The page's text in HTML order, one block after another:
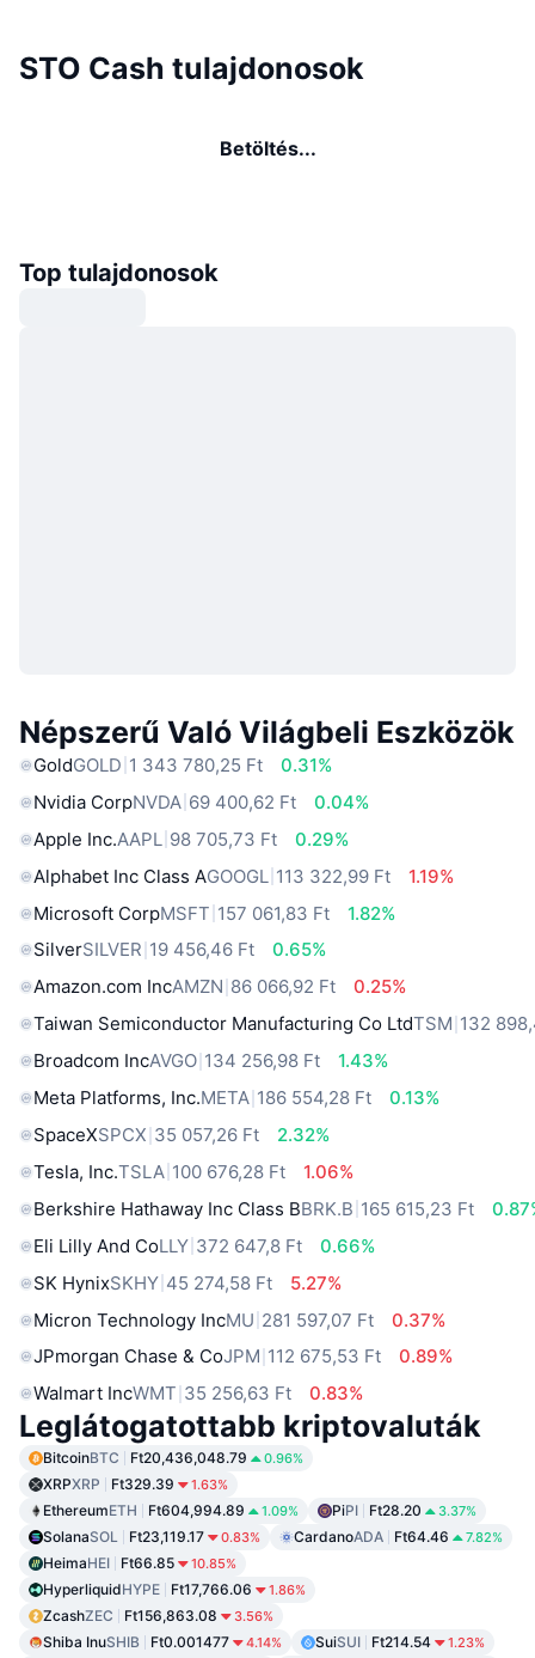
STO Cash tulajdonosok
Betöltés...
Top tulajdonosok
Népszerű Való Világbeli Eszközök
GoldGOLD 1 343 780,25 Ft
0.31%
Nvidia CorpNVDA 69 400,62 Ft
0.04%
Apple Inc.AAPL 98 705,73 Ft
0.29%
Alphabet Inc Class AGOOGL 113 322,99 Ft
1.19%
Microsoft CorpMSFT 157 061,83 Ft
1.82%
SilverSILVER 19 456,46 Ft
0.65%
Amazon.com IncAMZN 86 066,92 Ft
0.25%
Taiwan Semiconductor Manufacturing Co LtdTSM 132
Broadcom IncAVGO 134 256,98 Ft
1.43%
Meta Platforms, Inc.META 186 554,28 Ft
0.13%
SpaceXSPCX 35 057,26 Ft
2.32%
Tesla, Inc.TSLA 100 676,28 Ft
1.06%
Berkshire Hathaway Inc Class BBRK.B 165 615,23 Ft
Eli Lilly And CoLLY 372 647,8 Ft
0.66%
SK HynixSKHY 45 274,58 Ft
5.27%
Micron Technology IncMU 281 597,07 Ft
0.37%
JPmorgan Chase & CoJPM 112 675,53 Ft
0.89%
Walmart IncWMT 35 256,63 Ft 0.83%
Leglátogatottabb kriptovaluták
BitcoinBTC Ft20,436,048.79 0.96%
XRPXRP Ft329.39 1.63%
EthereumETH Ft604,994.89 1.09% PiPI Ft28.20 3.37%
SolanaSOL Ft23,119.17 0.83% CardanoADA Ft64.46 7.82%
HeimaHEI Ft66.85 10.85%
HyperliquidHYPE Ft17,766.06 1.86%
ZcashZEC Ft156,863.08 3.56%
Shiba InuSHIB Ft0.001477 4.14% SuiSUI Ft214.54 1.23%